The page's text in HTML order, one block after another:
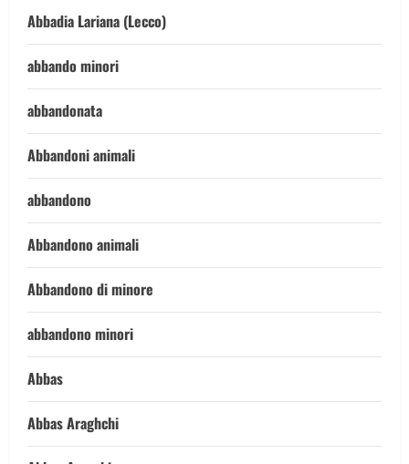
Abbadia Lariana (Lecco)
abbando minori
abbandonata
Abbandoni animali
abbandono
Abbandono animali
Abbandono di minore
abbandono minori
Abbas
Abbas Araghchi